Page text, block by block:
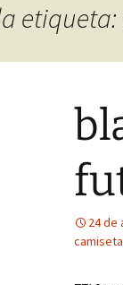
24 de